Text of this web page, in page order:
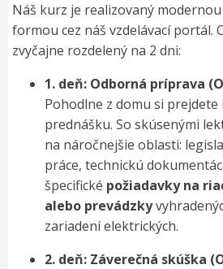
Náš kurz je realizovaný
formou cez náš vzdelávací portál.
zvyčajne rozdelený na 2 dni:
1. deň: Odborná príprava
Pohodlne z domu si
prednášku. So skúsenými
na náročnejšie oblasti:
práce, technickú
špecifické požiadavky na
alebo prevádzky
zariadení elektrických.
2. deň: Záverečná skúška